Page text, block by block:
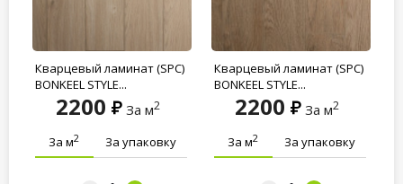
Кварцевый ламинат (SPC)
BONKEEL STYLE...
2200 За м2
За м2 За упаковку
Кварцевый ламинат (SPC)
BONKEEL STYLE...
2200 За м2
За м2 За упаковку